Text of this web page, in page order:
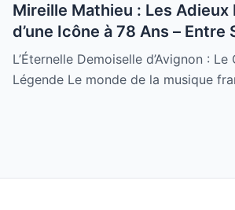
Mireille Mathieu : Les Adieux
d’une Icône à 78 Ans – Entre
Amoureux et Destin Royal
L’Éternelle Demoiselle d’Avignon : Le
Légende Le monde de la musique